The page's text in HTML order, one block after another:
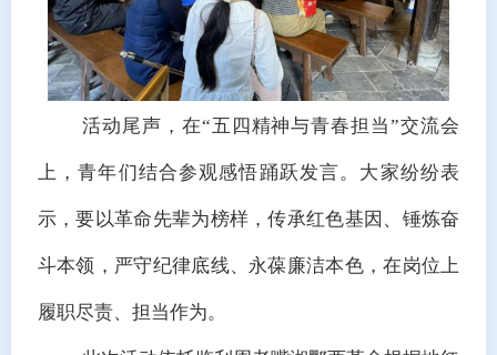
活动尾声，在“五四精神与青春担当”交流会
上，青年们结合参观感悟踊跃发言。大家纷纷表
示，要以革命先辈为榜样，传承红色基因、锤炼奋
斗本领，严守纪律底线、永葆廉洁本色，在岗位上
履职尽责、担当作为。